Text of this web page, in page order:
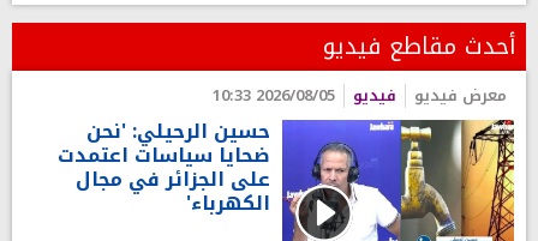
أحدث مقاطع فيديو
معرض فيديو فيديو 2026/08/05 10:33
حسين الرحيلي: 'نحن
ضحايا سياسات اعتمدت
على الجزائر في مجال
الكهرباء'